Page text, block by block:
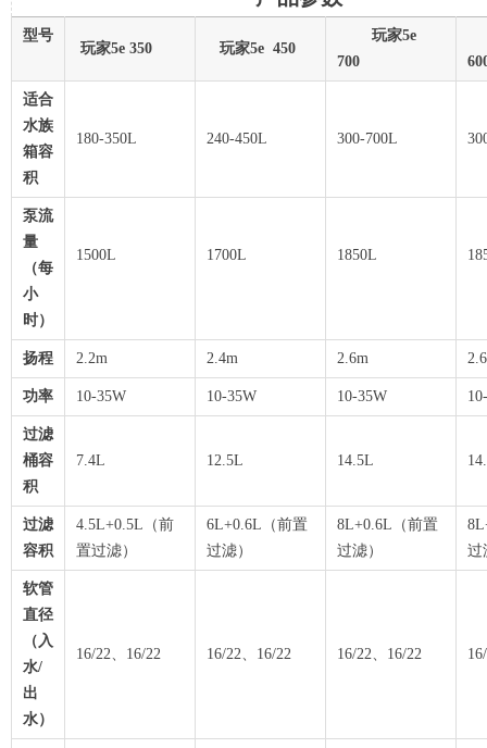
型号
玩家5e 350
玩家5e 450
玩家5e
700
适合
水族
箱容
积
180-350L 240-450L 300-700L
泵流
量
（每
小
时）
1500L 1700L 1850L
扬程 2.2m 2.4m 2.6m
功率 10-35W 10-35W 10-35W
过滤
桶容
积
7.4L 12.5L 14.5L
过滤
容积
4.5L+0.5L（前
置过滤）
6L+0.6L（前置
过滤）
8L+0.6L（前置
过滤）
过
软管
直径
（入
水/
出
水）
16/22、16/22 16/22、16/22 16/22、16/22